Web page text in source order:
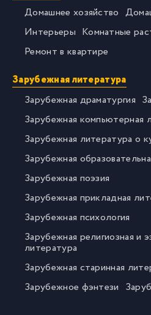
Домашнее хозяйство
Интерьеры
Комнатные
Ремонт в квартире
Зарубежная литература
Зарубежная драматургия
Зарубежная компьютерная
Зарубежная литература о
Зарубежная
Зарубежная поэзия
Зарубежная прикладная
Зарубежная психология
Зарубежная религиозная и эзотерическая
литература
Зарубежная старинная
Зарубежное фэнтези